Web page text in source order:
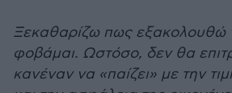
Ξεκαθαρίζω πως εξακολουθώ
φοβάμαι. Ωστόσο, δεν θα
κανέναν να «παίζει» με την